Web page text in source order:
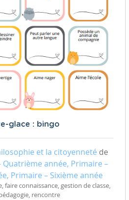
glace : bingo
et la citoyenneté de
Quatrième année, Primaire –
Primaire – Sixième année
faire connaissance, gestion de classe,
rencontre